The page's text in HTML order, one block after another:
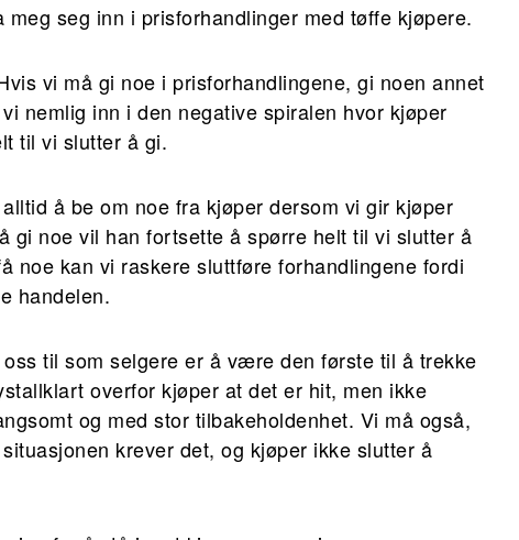
seg inn i prisforhandlinger med tøffe kjøpere.
vi må gi noe i prisforhandlingene, gi noen annet
nemlig inn i den negative spiralen hvor kjøper
til vi slutter å gi.
å be om noe fra kjøper dersom vi gir kjøper
gi noe vil han fortsette å spørre helt til vi slutter å
noe kan vi raskere sluttføre forhandlingene fordi
handelen.
til som selgere er å være den første til å trekke
overfor kjøper at det er hit, men ikke
og med stor tilbakeholdenhet. Vi må også,
krever det, og kjøper ikke slutter å